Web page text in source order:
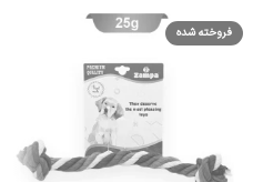
فروخته شده